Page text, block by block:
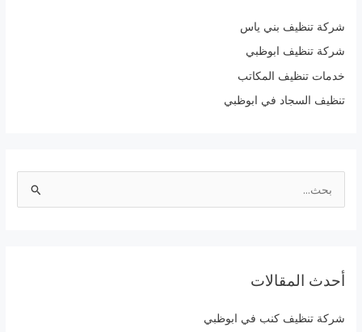
شركة تنظيف بني ياس
شركة تنظيف ابوظبي
خدمات تنظيف المكاتب
تنظيف السجاد في ابوظبي
ث
ن
أحدث المقالات
شركة تنظيف كنب في ابوظبي